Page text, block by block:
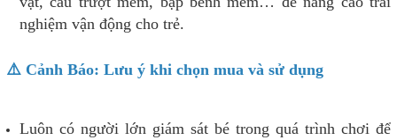
nghiệm vận động cho trẻ.
⚠️ Cảnh Báo: Lưu ý khi chọn mua và sử dụng
Luôn có người lớn giám sát bé trong quá trình chơi để